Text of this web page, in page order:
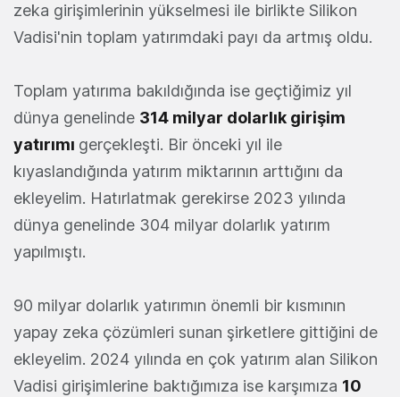
zeka girişimlerinin yükselmesi ile birlikte Silikon
Vadisi'nin toplam yatırımdaki payı da artmış oldu.
Toplam yatırıma bakıldığında ise geçtiğimiz yıl
dünya genelinde 314 milyar dolarlık girişim
yatırımı gerçekleşti. Bir önceki yıl ile
kıyaslandığında yatırım miktarının arttığını da
ekleyelim. Hatırlatmak gerekirse 2023 yılında
dünya genelinde 304 milyar dolarlık yatırım
yapılmıştı.
90 milyar dolarlık yatırımın önemli bir kısmının
yapay zeka çözümleri sunan şirketlere gittiğini de
ekleyelim. 2024 yılında en çok yatırım alan Silikon
Vadisi girişimlerine baktığımıza ise karşımıza 10